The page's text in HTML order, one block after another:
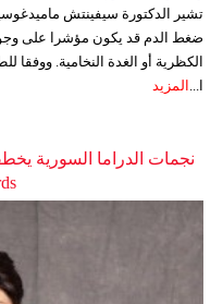
تشير الدكتورة سيفينتش
ضغط الدم قد يكون مؤشرا على
الكظرية أو الغدة النخامية. ووفقا
ا... المزيد
نجمات الدراما السورية